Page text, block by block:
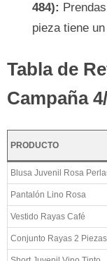
484):
pieza tiene
Tabla de
Campaña
PRODUCTO
Blusa Juvenil Rosa
Pantalón Lino Rosa
Vestido Rayas Café
Conjunto Rayas 2 Piezas